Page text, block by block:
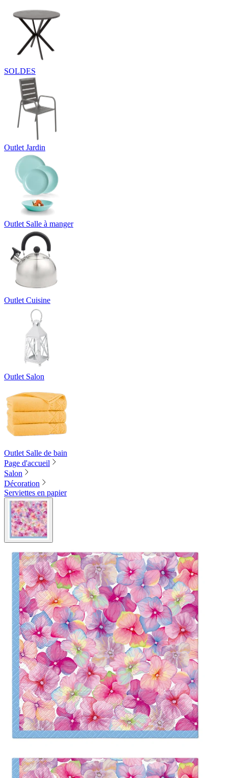
SOLDES
Outlet Jardin
Outlet Salle à manger
Outlet Cuisine
Outlet Salon
Outlet Salle de bain
Page d'accueil
Salon
Décoration
Serviettes en papier